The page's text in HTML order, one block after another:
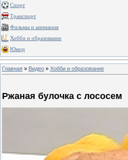
Спорт
Транспорт
Фильмы и анимация
Хобби и образование
Юмор
Главная » Видео » Хобби и образование
Ржаная булочка с лососем